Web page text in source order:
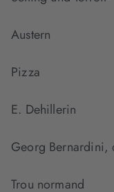
Austern
Pizza
E. Dehillerin
Georg Bernardini,
Trou normand